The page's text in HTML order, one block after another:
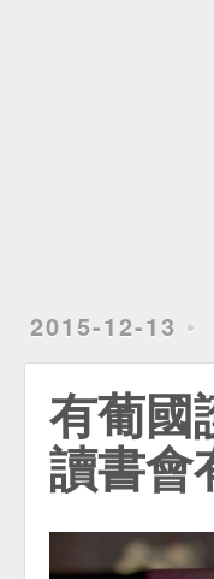
2015-12-13
有葡國
讀書會